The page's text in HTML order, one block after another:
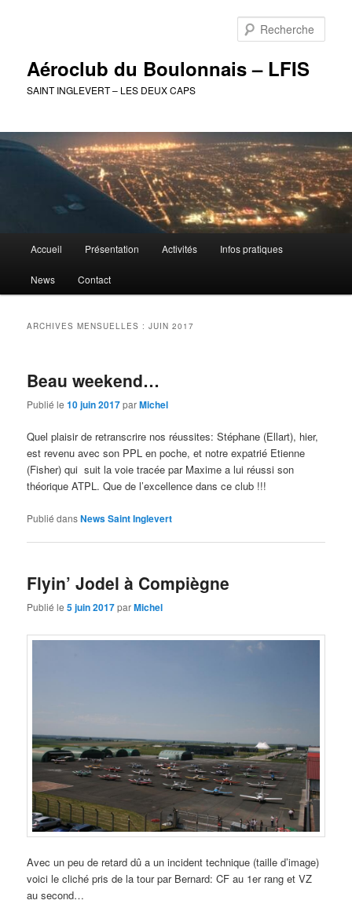
Aéroclub du Boulonnais – LFIS
SAINT INGLEVERT – LES DEUX CAPS
principal
Accueil Présentation Activités Infos pratiques
News Contact
ARCHIVES MENSUELLES :JUIN 2017
Beau weekend…
Publié le10 juin 2017parMichel
Quel plaisir de retranscrire nos réussites: Stéphane (Ellart), hier,
est revenu avec son PPL en poche, et notre expatrié Etienne
(Fisher) qui suit la voie tracée par Maxime a lui réussi son
théorique ATPL. Que de l’excellence dans ce club !!!
Publié dansNews Saint Inglevert
Flyin’ Jodel à Compiègne
Publié le5 juin 2017parMichel
Avec un peu de retard dû a un incident technique (taille d’image)
voici le cliché pris de la tour par Bernard: CF au 1er rang et VZ
au second…